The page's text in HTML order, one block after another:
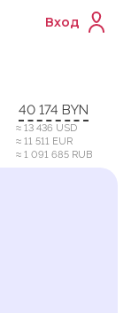
Вход
40 174 BYN
≈ 13 436 USD
≈ 11 511 EUR
≈ 1 091 685 RUB